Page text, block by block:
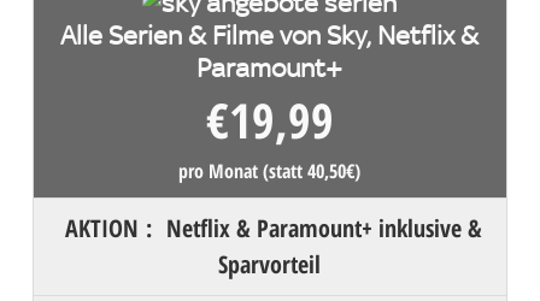
Alle Serien & Filme von Sky, Netflix &
Paramount+
€19,99
pro Monat (statt 40,50€)
AKTION : Netflix & Paramount+ inklusive &
Sparvorteil